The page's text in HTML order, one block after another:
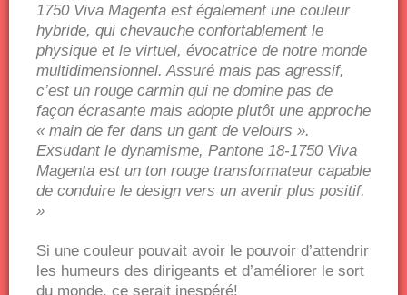
1750 Viva Magenta est également une couleur
hybride, qui chevauche confortablement le
physique et le virtuel, évocatrice de notre monde
multidimensionnel. Assuré mais pas agressif,
c’est un rouge carmin qui ne domine pas de
façon écrasante mais adopte plutôt une approche
« main de fer dans un gant de velours ».
Exsudant le dynamisme, Pantone 18-1750 Viva
Magenta est un ton rouge transformateur capable
de conduire le design vers un avenir plus positif.
»
Si une couleur pouvait avoir le pouvoir d’attendrir
les humeurs des dirigeants et d’améliorer le sort
du monde, ce serait inespéré!